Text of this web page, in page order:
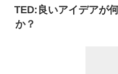
稿
日:
TED:良いアイデアが
か？